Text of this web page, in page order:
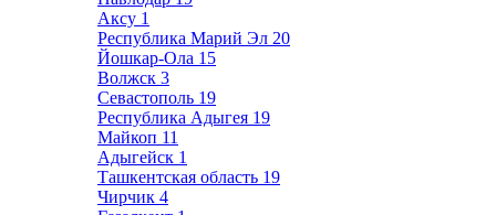
Аксу 1
Республика Марий Эл 20
Йошкар-Ола 15
Волжск 3
Севастополь 19
Республика Адыгея 19
Майкоп 11
Адыгейск 1
Ташкентская область 19
Чирчик 4